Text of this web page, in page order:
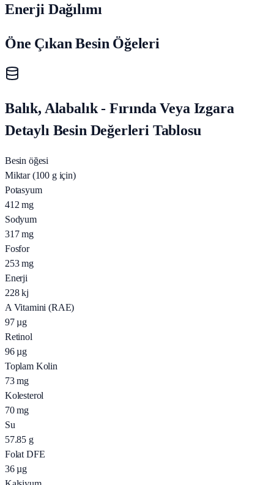
Enerji Dağılımı
Öne Çıkan Besin Öğeleri
Balık, Alabalık - Fırında Veya Izgara
Detaylı Besin Değerleri Tablosu
Besin öğesi
Miktar (100 g için)
Potasyum
412 mg
Sodyum
317 mg
Fosfor
253 mg
Enerji
228 kj
A Vitamini (RAE)
97 µg
Retinol
96 µg
Toplam Kolin
73 mg
Kolesterol
70 mg
Su
57.85 g
Folat DFE
36 µg